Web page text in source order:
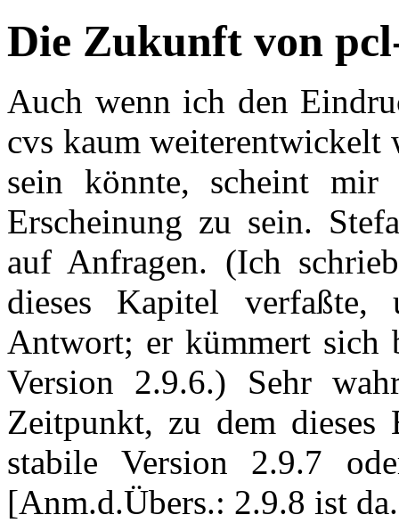
Die Zukunft von
Auch wenn ich den
cvs kaum
sein könnte, scheint
Erscheinung zu sein.
auf Anfragen. (Ich
dieses Kapitel
Antwort; er kümmert sich
Version 2.9.6.) Sehr
Zeitpunkt, zu dem dieses
stabile Version 2.9.7
[Anm.d.Übers.: 2.9.8 ist